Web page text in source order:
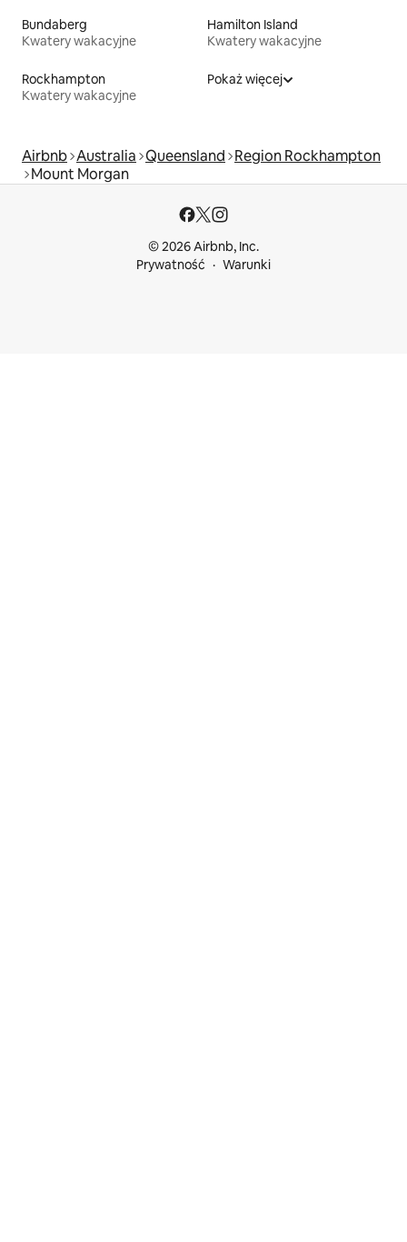
Bundaberg
Kwatery wakacyjne
Hamilton Island
Kwatery wakacyjne
Rockhampton
Kwatery wakacyjne
Pokaż więcej
Airbnb Australia Queensland Region Rockhampton
Mount Morgan
© 2026 Airbnb, Inc.
Prywatność
Warunki